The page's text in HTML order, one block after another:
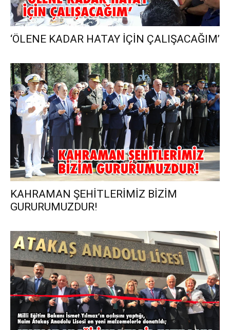
‘ÖLENE KADAR HATAY İÇİN ÇALIŞACAĞIM’
KAHRAMAN ŞEHİTLERİMİZ BİZİM
GURURUMUZDUR!